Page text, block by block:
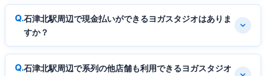
石津北駅周辺で現金払いができるヨガスタジオはありま
すか？
石津北駅周辺で系列の他店舗も利用できるヨガスタジオ